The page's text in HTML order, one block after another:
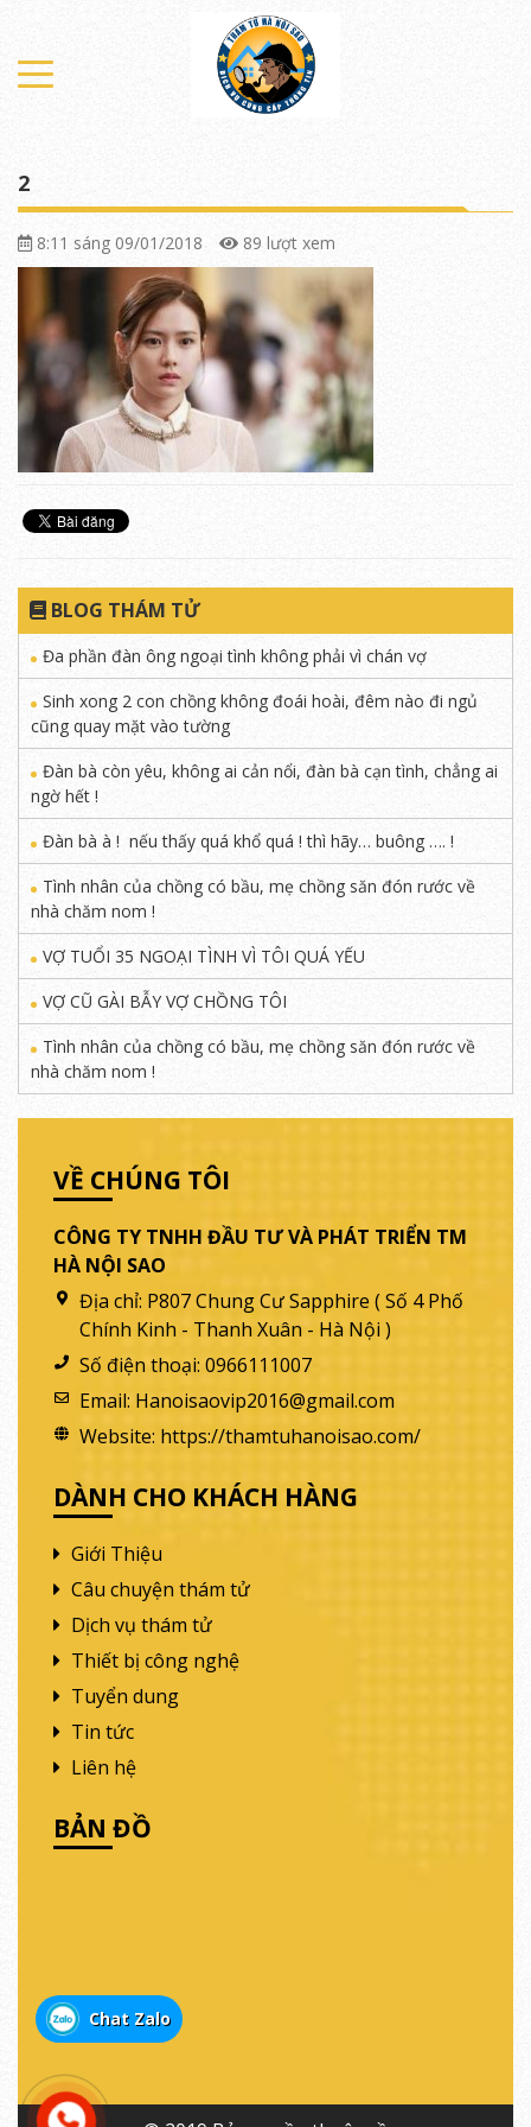
2
8:11 sáng 09/01/2018 89 lượt xem
BLOG THÁM TỬ
Đa phần đàn ông ngoại tình không phải vì chán vợ
Sinh xong 2 con chồng không đoái hoài, đêm nào đi ngủ
cũng quay mặt vào tường
Đàn bà còn yêu, không ai cản nổi, đàn bà cạn tình, chẳng ai
ngờ hết !
Đàn bà à ! nếu thấy quá khổ quá ! thì hãy… buông …. !
Tình nhân của chồng có bầu, mẹ chồng săn đón rước về
nhà chăm nom !
VỢ TUỔI 35 NGOẠI TÌNH VÌ TÔI QUÁ YẾU
VỢ CŨ GÀI BẪY VỢ CHỒNG TÔI
Tình nhân của chồng có bầu, mẹ chồng săn đón rước về
nhà chăm nom !
VỀ CHÚNG TÔI
CÔNG TY TNHH ĐẦU TƯ VÀ PHÁT TRIỂN TM
HÀ NỘI SAO
Địa chỉ: P807 Chung Cư Sapphire ( Số 4 Phố
Chính Kinh - Thanh Xuân - Hà Nội )
Số điện thoại: 0966111007
Email: Hanoisaovip2016@gmail.com
Website: https://thamtuhanoisao.com/
DÀNH CHO KHÁCH HÀNG
Giới Thiệu
Câu chuyện thám tử
Dịch vụ thám tử
Thiết bị công nghệ
Tuyển dung
Tin tức
Liên hệ
BẢN ĐỒ
Chat Zalo